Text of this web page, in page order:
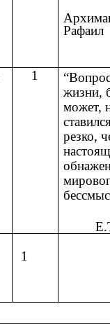
Рафаил
1
жизни,
может,
резко,
1